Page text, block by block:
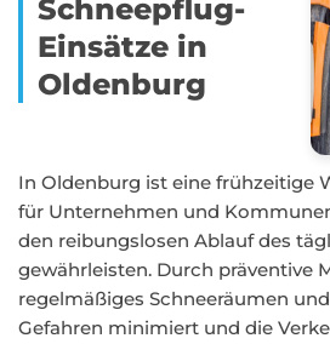
Schneepflug-
Einsätze in
Oldenburg
In Oldenburg ist eine frühzeitige
für Unternehmen und
den reibungslosen Ablauf des
gewährleisten. Durch präventive
regelmäßiges Schneeräumen
Gefahren minimiert und die